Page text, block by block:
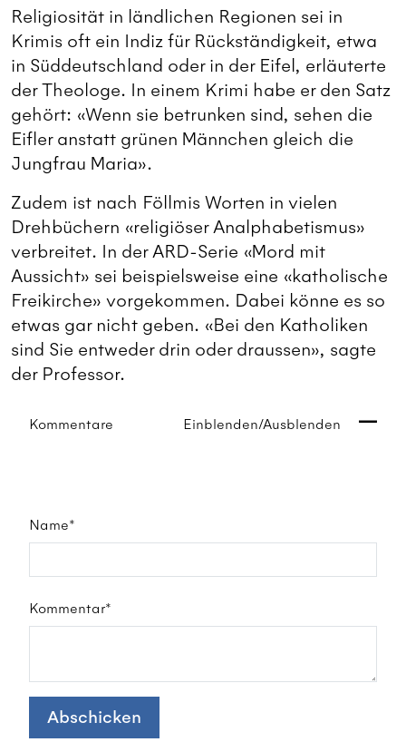
Religiosität in ländlichen Regionen sei in
Krimis oft ein Indiz für Rückständigkeit, etwa
in Süddeutschland oder in der Eifel, erläuterte
der Theologe. In einem Krimi habe er den Satz
gehört: «Wenn sie betrunken sind, sehen die
Eifler anstatt grünen Männchen gleich die
Jungfrau Maria».
Zudem ist nach Föllmis Worten in vielen
Drehbüchern «religiöser Analphabetismus»
verbreitet. In der ARD-Serie «Mord mit
Aussicht» sei beispielsweise eine «katholische
Freikirche» vorgekommen. Dabei könne es so
etwas gar nicht geben. «Bei den Katholiken
sind Sie entweder drin oder draussen», sagte
der Professor.
Kommentare Einblenden/Ausblenden
Name*
Kommentar*
Abschicken